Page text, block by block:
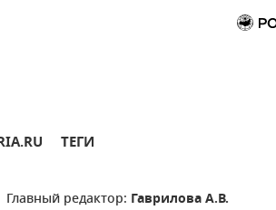
ТЕГИ
Главный редактор: Гаврилова А.В.